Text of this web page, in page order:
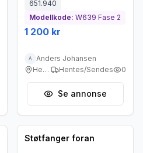
651.940
Modellkode: W639 Fase 2
1 200 kr
A
Anders Johansen
Heggedal
Hentes/Sendes 0
Se annonse
Brukt - god tilstand
Støtfanger foran